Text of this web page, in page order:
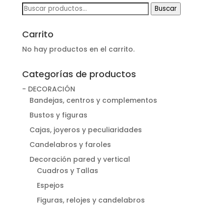
Buscar
Buscar
Carrito
No hay productos en el carrito.
Categorías de productos
- DECORACIÓN
Bandejas, centros y complementos
Bustos y figuras
Cajas, joyeros y peculiaridades
Candelabros y faroles
Decoración pared y vertical
Cuadros y Tallas
Espejos
Figuras, relojes y candelabros